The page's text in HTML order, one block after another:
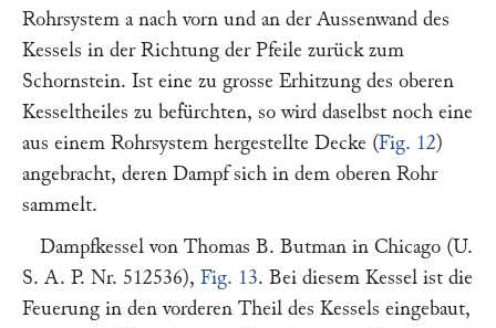
Rohrsystem anach vorn und an der Aussenwand des
Kessels in der Richtung der Pfeile zurück zum
Schornstein. Ist eine zu grosse Erhitzung des oberen
Kesseltheiles zu befürchten, so wird daselbst noch eine
aus einem Rohrsystem hergestellte Decke (Fig. 12)
angebracht, deren Dampf sich in dem oberen Rohr
sammelt.
Dampfkessel von Thomas B. Butman in Chicago (U.
S. A. P. Nr. 512536), Fig. 13. Bei diesem Kessel ist die
Feuerung in den vorderen Theil des Kessels eingebaut,